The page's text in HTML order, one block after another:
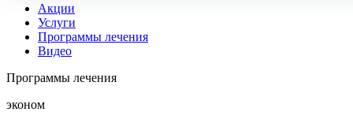
Акции
Услуги
Программы лечения
Видео
Программы лечения
эконом